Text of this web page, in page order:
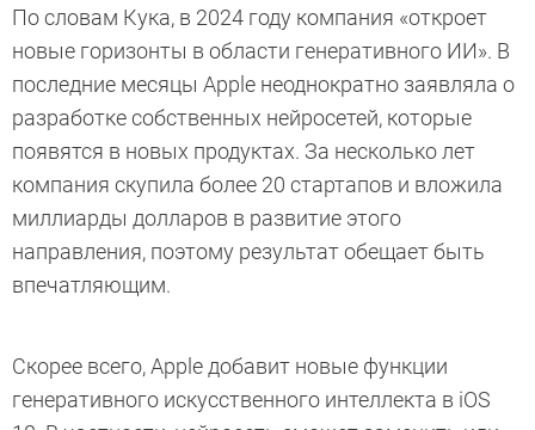
По словам Кука, в 2024 году компания «откроет
новые горизонты в области генеративного ИИ». В
последние месяцы Apple неоднократно заявляла о
разработке собственных нейросетей, которые
появятся в новых продуктах. За несколько лет
компания скупила более 20 стартапов и вложила
миллиарды долларов в развитие этого
направления, поэтому результат обещает быть
впечатляющим.
Скорее всего, Apple добавит новые функции
генеративного искусственного интеллекта в iOS